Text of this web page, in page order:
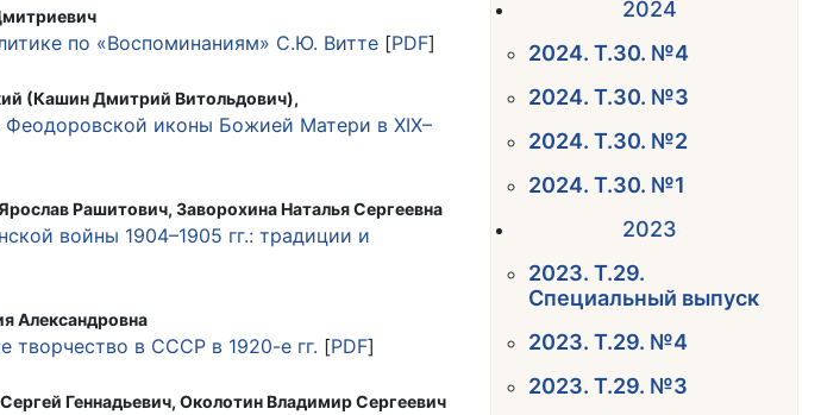
по «Воспоминаниям» С.Ю. Витте [PDF]
(Кашин Дмитрий Витольдович),
Феодоровской иконы Божией Матери в XIX–
Рашитович, Заворохина Наталья Сергеевна
войны 1904–1905 гг.: традиции и
Александровна
творчество в СССР в 1920-е гг. [PDF]
Геннадьевич, Околотин Владимир Сергеевич
2024
2024. Т.30. №4
2024. Т.30. №3
2024. Т.30. №2
2024. Т.30. №1
2023
2023. Т.29.
Специальный выпуск
2023. Т.29. №4
2023. Т.29. №3